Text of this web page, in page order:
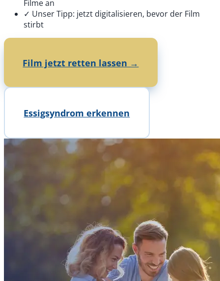
Filme an
✓ Unser Tipp: jetzt digitalisieren, bevor der Film
stirbt
Film jetzt retten lassen →
Essigsyndrom erkennen